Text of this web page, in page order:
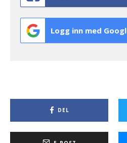
Logg inn med
DEL